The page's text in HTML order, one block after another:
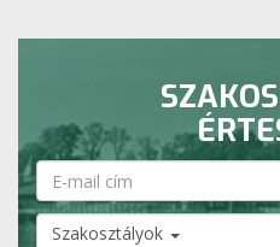
Szakosztályok